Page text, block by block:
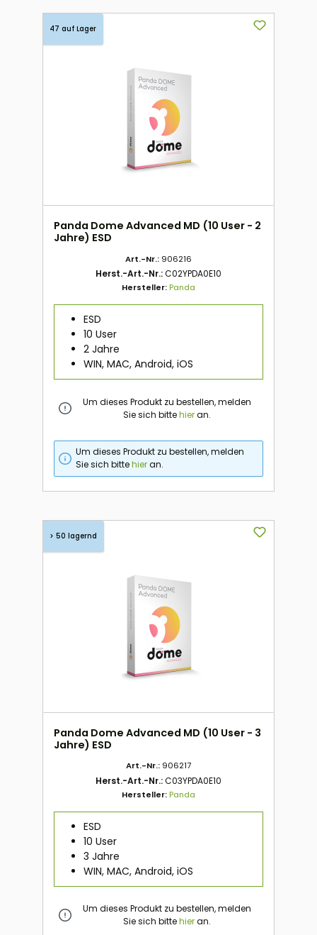
47 auf Lager
Panda Dome Advanced MD (10 User - 2
Jahre) ESD
Art.-Nr.: 906216
Herst.-Art.-Nr.:C02YPDA0E10
Hersteller:Panda
ESD
10 User
2 Jahre
WIN, MAC, Android, iOS
Um dieses Produkt zu bestellen, melden
Sie sich bittehieran.
Um dieses Produkt zu bestellen, melden
Sie sich bittehieran.
> 50 lagernd
Panda Dome Advanced MD (10 User - 3
Jahre) ESD
Art.-Nr.: 906217
Herst.-Art.-Nr.:C03YPDA0E10
Hersteller:Panda
ESD
10 User
3 Jahre
WIN, MAC, Android, iOS
Um dieses Produkt zu bestellen, melden
Sie sich bittehieran.